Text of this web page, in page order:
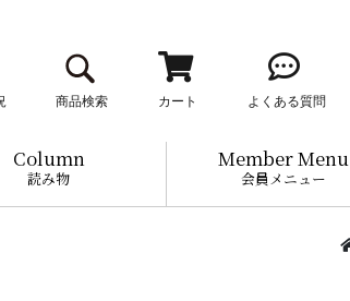
商品検索 カート よくある質問
Column
読み物
Member Menu
会員メニュー